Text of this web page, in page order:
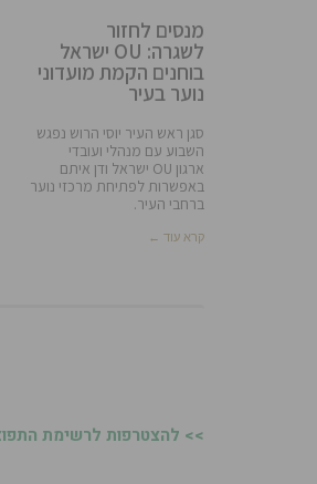
מנסים לחזור
לשגרה: OU ישראל
בוחנים הקמת מועדוני
נוער בעיר
סגן ראש העיר יוסי הרוש נפגש
השבוע עם מנהלי ועובדי
ארגון OU ישראל ודן איתם
באפשרות לפתיחת מרכזי נוער
ברחבי העיר.
קרא עוד ←
>> להצטרפות לרשימת